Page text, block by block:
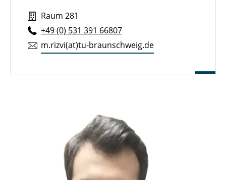
Raum 281
+49 (0) 531 391 66807
m.​rizvi(at)tu-braun­schweig.de